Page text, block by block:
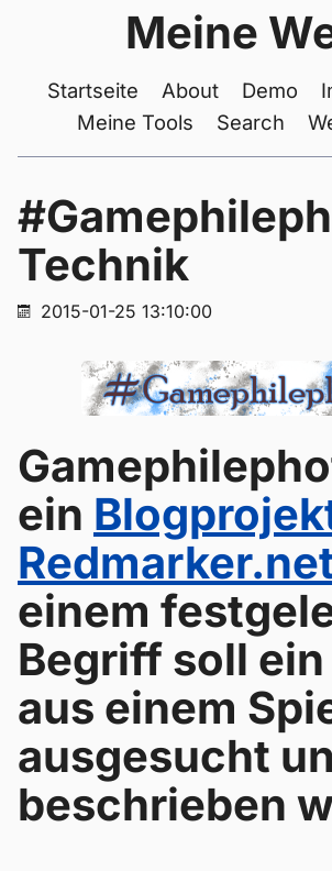
Meine
Startseite About Demo
Meine Tools
Search
Technik
2015-01-25 13:10:00
ein
einem
Begriff soll ein
aus einem
ausgesucht
beschrieben